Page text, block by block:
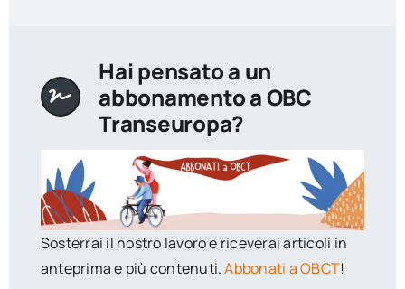
Hai pensato a un
abbonamento a OBC
Transeuropa?
Sosterrai il nostro lavoro e riceverai articoli in
anteprima e più contenuti.Abbonati a OBCT!